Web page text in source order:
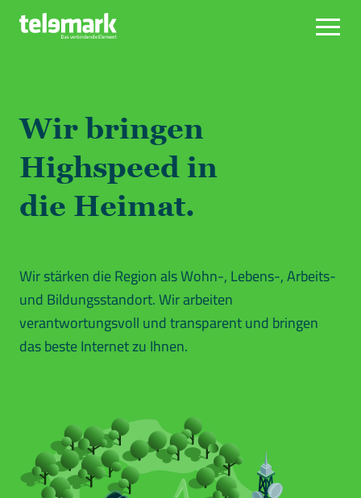
Wir bringen
Highspeed in
die Heimat.
Wir stärken die Region als Wohn-, Lebens-, Arbeits-
und Bildungsstandort. Wir arbeiten
verantwortungsvoll und transparent und bringen
das beste Internet zu Ihnen.